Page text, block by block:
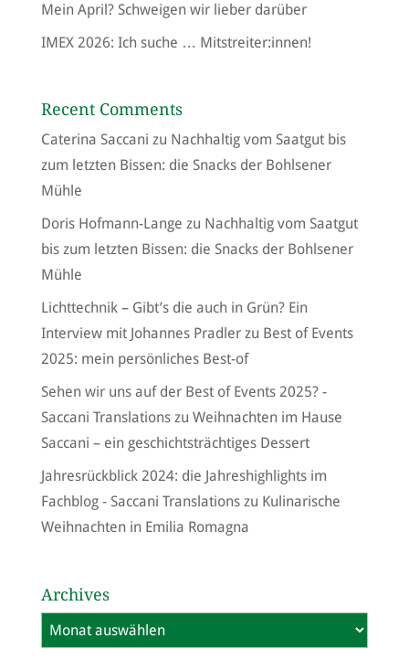
Mein April? Schweigen wir lieber darüber
IMEX 2026: Ich suche … Mitstreiter:innen!
Recent Comments
Caterina Saccani zu Nachhaltig vom Saatgut bis
zum letzten Bissen: die Snacks der Bohlsener
Mühle
Doris Hofmann-Lange zu Nachhaltig vom Saatgut
bis zum letzten Bissen: die Snacks der Bohlsener
Mühle
Lichttechnik – Gibt’s die auch in Grün? Ein
Interview mit Johannes Pradlerzu Best of Events
2025: mein persönliches Best-of
Sehen wir uns auf der Best of Events 2025? -
Saccani Translationszu Weihnachten im Hause
Saccani – ein geschichtsträchtiges Dessert
Jahresrückblick 2024: die Jahreshighlights im
Fachblog - Saccani Translationszu Kulinarische
Weihnachten in Emilia Romagna
Archives
Archives